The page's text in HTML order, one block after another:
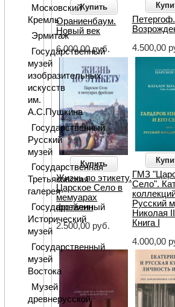
Купить
Ораниенбаум.
Новый век
6.000,00 руб.
Петергоф.
4.500,00
Купить
Жизнь по этикету.
Царское Село в
мемуарах
фрейлин
2.500,00 руб.
ГМЗ
Село".
Русский
Николая
Книга I
4.000,00
Московский
Кремль
Эрмитаж
Государственный
музей
изобразительных
искусств
им.
А.С.Пушкина
Государственный
Русский
музей
Государственная
Третьяковская
галерея
Государственный
Исторический
музей
Государственный
музей
Востока
Музей
древнерусской